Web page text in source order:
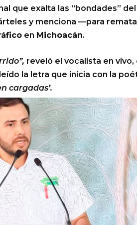
que exalta las “bondades”
y menciona —para
en Michoacán.
reveló el vocalista en vivo,
la letra que inicia con la
cargadas’.